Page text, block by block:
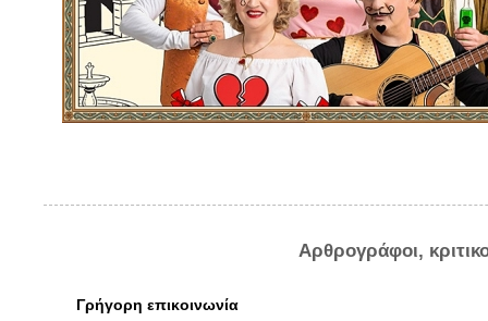
Αρθρογράφοι,
Γρήγορη επικοινωνία